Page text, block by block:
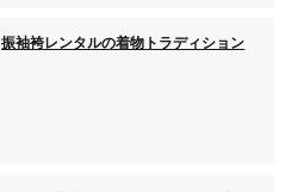
振袖袴レンタルの着物トラディション